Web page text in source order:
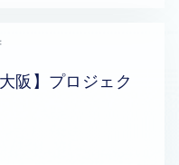
阪】プロジェク